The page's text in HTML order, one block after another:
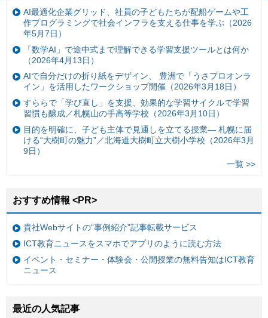
AI最適化企業グリッド、社員の子どもたちが配船ゲームや工
作プログラミングで社会インフラを支える仕事を学ぶ（2026
年5月7日）
「数学AI」で途中式まで理解できる学習支援ツールとは何か
（2026年4月13日）
AIで自分だけの折り紙をデザイン、 豊洲で「うさプロオンラ
イン」を活用したワークショップ開催（2026年3月18日）
すららで「学び直し」を支援、効果的な学習サイクルで学習
習慣も醸成／札幌山の手高等学校（2026年3月10日）
目的を明確に、子ども主体で見通しを立てる授業— 札幌に届
ける“大樹町の魅力”／北海道大樹町立大樹小学校（2026年3月
9日）
一覧 >>
おすすめ情報 <PR>
貴社Webサイトの“事例紹介”記事転載サービス
ICT教育ニュースをスマホでアプリのように読む方法
イベント・セミナー・体験会・公開授業の無料告知はICT教育
ニュース
最近の人気記事